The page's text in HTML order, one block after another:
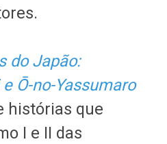
do Japão:
Ō-no-Yassumaro
histórias que
I e II das